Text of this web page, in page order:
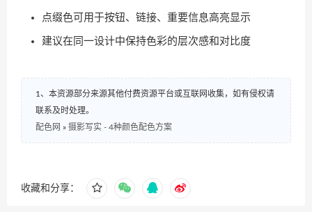
点缀色可用于按钮、链接、重要信息高亮显示
建议在同一设计中保持色彩的层次感和对比度
1、本资源部分来源其他付费资源平台或互联网收集，如有侵权请
联系及时处理。
配色网 » 摄影写实 - 4种颜色配色方案
收藏和分享：